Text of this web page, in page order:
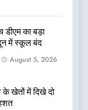
का बड़ा
में स्कूल बंद
August 5, 2026
खेतों में दिखे दो